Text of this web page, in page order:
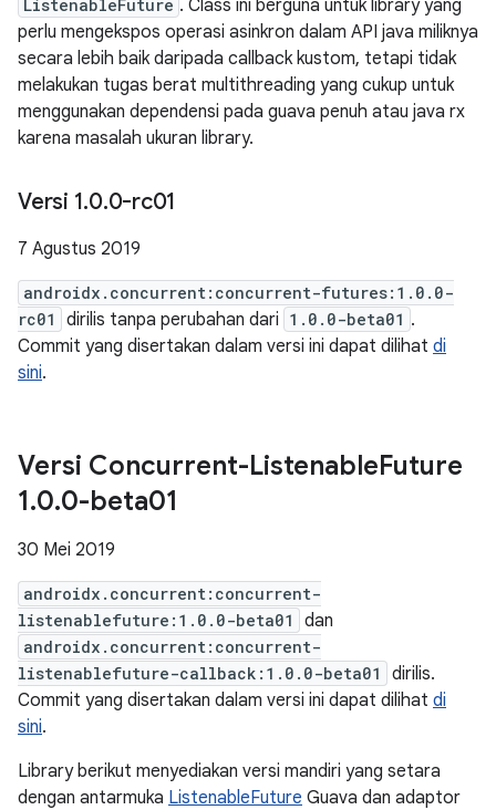
ListenableFuture . Class ini berguna untuk library yang
perlu mengekspos operasi asinkron dalam API java miliknya
secara lebih baik daripada callback kustom, tetapi tidak
melakukan tugas berat multithreading yang cukup untuk
menggunakan dependensi pada guava penuh atau java rx
karena masalah ukuran library.
Versi 1.0.0-rc01
7 Agustus 2019
androidx.concurrent:concurrent-futures:1.0.0-
rc01
dirilis tanpa perubahan dari 1.0.0-beta01 .
Commit yang disertakan dalam versi ini dapat dilihat di
sini.
Versi Concurrent-ListenableFuture
1.0.0-beta01
30 Mei 2019
androidx.concurrent:concurrent-
listenablefuture:1.0.0-beta01
dan
androidx.concurrent:concurrent-
listenablefuture-callback:1.0.0-beta01
dirilis.
Commit yang disertakan dalam versi ini dapat dilihat di
sini.
Library berikut menyediakan versi mandiri yang setara
dengan antarmuka ListenableFuture Guava dan adaptor